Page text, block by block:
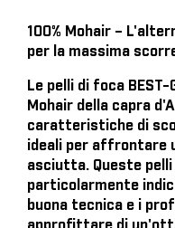
100% Mohair –
per la massima
Le pelli di foca BEST-
Mohair della capra
caratteristiche di
ideali per affrontare
asciutta. Queste pelli
particolarmente
buona tecnica e i